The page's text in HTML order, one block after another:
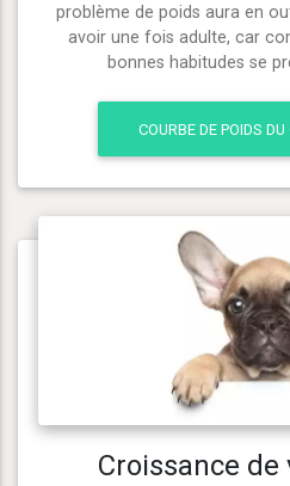
problème de poids aura en
avoir une fois adulte, car
bonnes habitudes se
COURBE DE POIDS
Croissance